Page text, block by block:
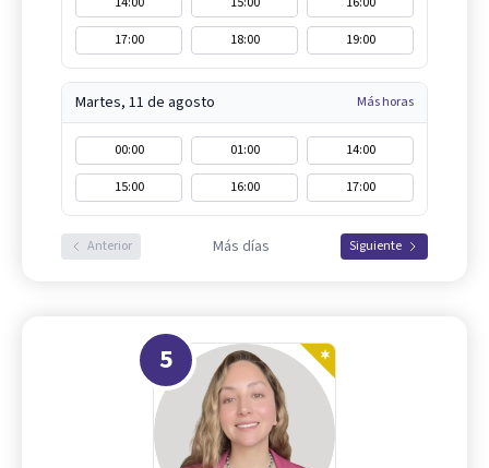
17:00
18:00 19:00
Martes, 11 de agosto Más horas
00:00 01:00
14:00
15:00
16:00 17:00
Anterior Más días Siguiente
5